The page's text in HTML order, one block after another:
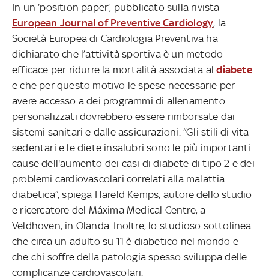
In un ‘position paper’, pubblicato sulla rivista
European Journal of Preventive Cardiology, la
Società Europea di Cardiologia Preventiva ha
dichiarato che l’attività sportiva è un metodo
efficace per ridurre la mortalità associata aldiabete
e che per questo motivo le spese necessarie per
avere accesso a dei programmi di allenamento
personalizzati dovrebbero essere rimborsate dai
sistemi sanitari e dalle assicurazioni. “Gli stili di vita
sedentari e le diete insalubri sono le più importanti
cause dell'aumento dei casi di diabete di tipo 2 e dei
problemi cardiovascolari correlati alla malattia
diabetica”, spiega Hareld Kemps, autore dello studio
e ricercatore del Máxima Medical Centre, a
Veldhoven, in Olanda. Inoltre, lo studioso sottolinea
che circa un adulto su 11 è diabetico nel mondo e
che chi soffre della patologia spesso sviluppa delle
complicanze cardiovascolari.